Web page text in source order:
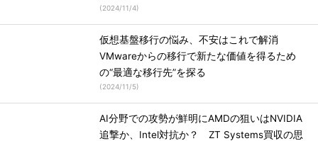
(2024/11/4)
仮想基盤移行の悩み、不安はこれで解消
VMwareからの移行で新たな価値を得るため
の“最適な移行先”を探る
(2024/11/5)
AI分野での攻勢が鮮明にAMDの狙いはNVIDIA
追撃か、Intel対抗か？ ZT Systems買収の思